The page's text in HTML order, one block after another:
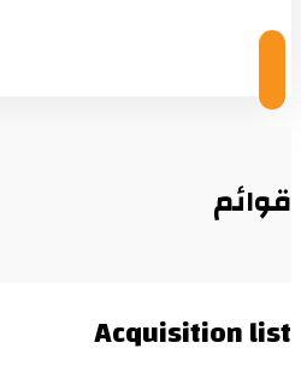
قوائم
Acquisition list